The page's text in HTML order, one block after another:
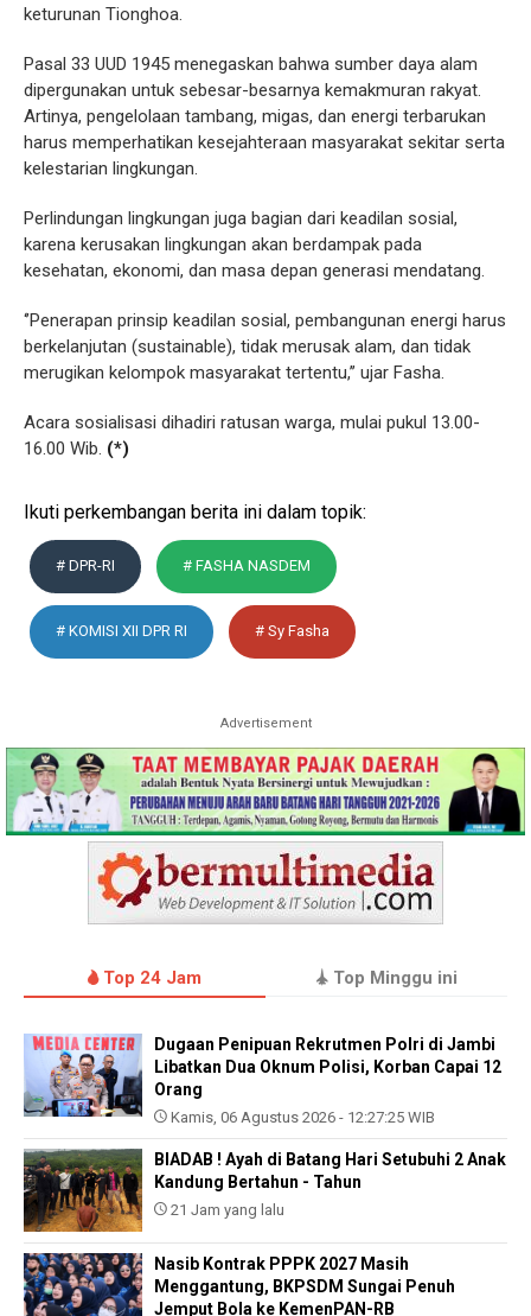
keturunan Tionghoa.
Pasal 33 UUD 1945 menegaskan bahwa sumber daya alam
dipergunakan untuk sebesar-besarnya kemakmuran rakyat.
Artinya, pengelolaan tambang, migas, dan energi terbarukan
harus memperhatikan kesejahteraan masyarakat sekitar serta
kelestarian lingkungan.
Perlindungan lingkungan juga bagian dari keadilan sosial,
karena kerusakan lingkungan akan berdampak pada
kesehatan, ekonomi, dan masa depan generasi mendatang.
‘’Penerapan prinsip keadilan sosial, pembangunan energi harus
berkelanjutan (sustainable), tidak merusak alam, dan tidak
merugikan kelompok masyarakat tertentu,’’ ujar Fasha.
Acara sosialisasi dihadiri ratusan warga, mulai pukul 13.00-
16.00 Wib. (*)
Ikuti perkembangan berita ini dalam topik:
# DPR-RI # FASHA NASDEM
# KOMISI XII DPR RI # Sy Fasha
Advertisement
Top 24 Jam Top Minggu ini
Dugaan Penipuan Rekrutmen Polri di Jambi
Libatkan Dua Oknum Polisi, Korban Capai 12
Orang
Kamis, 06 Agustus 2026 - 12:27:25 WIB
BIADAB ! Ayah di Batang Hari Setubuhi 2 Anak
Kandung Bertahun - Tahun
21 Jam yang lalu
Nasib Kontrak PPPK 2027 Masih
Menggantung, BKPSDM Sungai Penuh
Jemput Bola ke KemenPAN-RB